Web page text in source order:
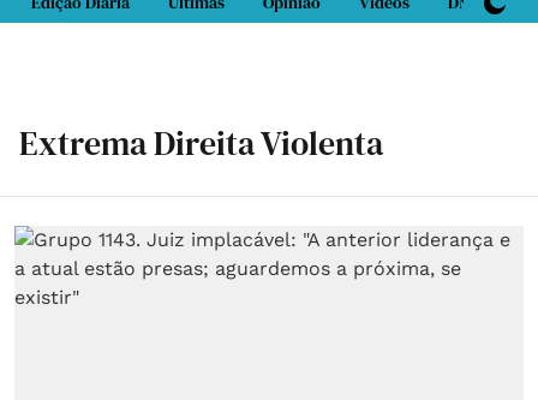
Extrema Direita Violenta